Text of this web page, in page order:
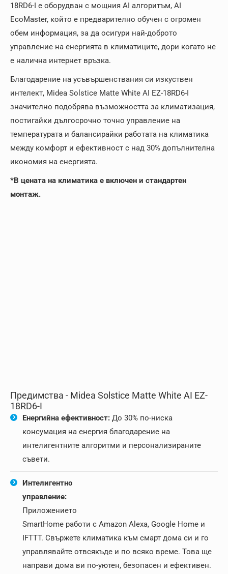
18RD6-I е оборудван с мощния AI алгоритъм, AI
EcoMaster, който е предварително обучен с огромен
обем информация, за да осигури най-доброто
управление на енергията в климатиците, дори когато не
е налична интернет връзка.
Благодарение на усъвършенствания си изкуствен
интелект, Midea Solstice Matte White AI EZ-18RD6-I
значително подобрява възможността за климатизация,
постигайки дългосрочно точно управление на
температурата и балансирайки работата на климатика
между комфорт и ефективност с над 30% допълнителна
икономия на енергията.
*В цената на климатика е включен и стандартен
монтаж.
Предимства - Midea Solstice Matte White AI EZ-
18RD6-I
Енергийна ефективност: До 30% по-ниска
консумация на енергия благодарение на
интелигентните алгоритми и персонализираните
съвети.
Интелигентно
управление:
Приложението
SmartHome работи с Amazon Alexa, Google Home и
IFTTT. Свържете климатика към смарт дома си и го
управлявайте отвсякъде и по всяко време. Това ще
направи дома ви по-уютен, безопасен и ефективен.